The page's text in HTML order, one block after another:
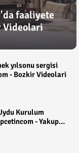
faaliyete
Videolari
yılsonu sergisi
- Bozkir Videolari
Kurulum
- Yakup